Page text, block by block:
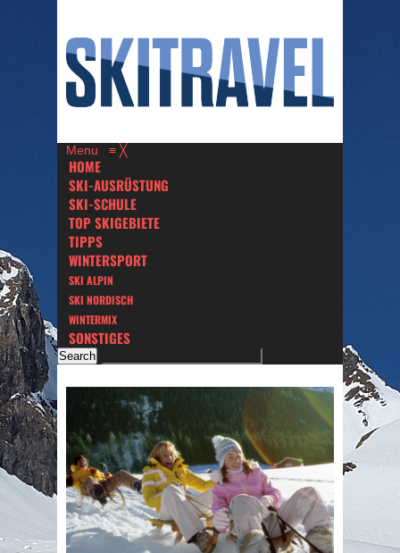
Menu ≡ ╳
HOME
SKI-AUSRÜSTUNG
SKI-SCHULE
TOP SKIGEBIETE
TIPPS
WINTERSPORT
SKI ALPIN
SKI NORDISCH
WINTERMIX
SONSTIGES